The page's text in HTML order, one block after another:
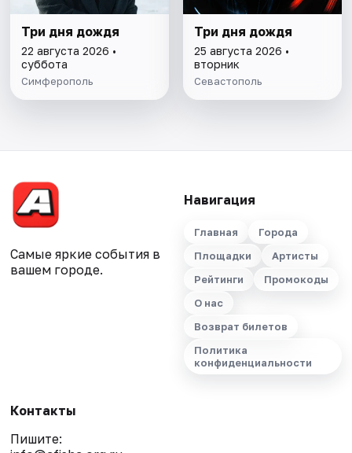
Три дня дождя
22 августа 2026 •
суббота
Симферополь
Три дня дождя
25 августа 2026 •
вторник
Севастополь
Самые яркие события в
вашем городе.
Навигация
Главная
Города
Площадки
Артисты
Рейтинги
Промокоды
О нас
Возврат билетов
Политика
конфиденциальности
Контакты
Пишите: